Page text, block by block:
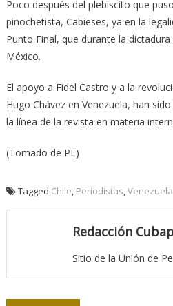
Poco después del plebiscito que
pinochetista, Cabieses, ya en la
Punto Final, que durante la
México.
El apoyo a Fidel Castro y a la
Hugo Chávez en Venezuela, han
la línea de la revista en materia
(Tomado de PL)
Tagged Chile, Periodistas,Venezuela
Redacción
Sitio de la Unión de